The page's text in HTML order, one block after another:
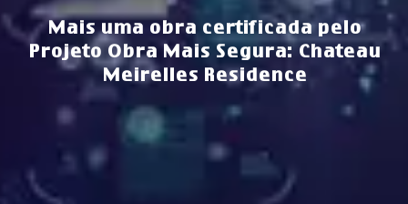
Mais uma obra certificada pelo
Projeto Obra Mais Segura: Chateau
Meirelles Residence